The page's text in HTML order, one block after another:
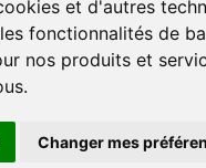
et d'autres
fonctionnalités de
nos produits et
.
Changer mes
ayant reçu
commandes reçues
considérées
commandes sans